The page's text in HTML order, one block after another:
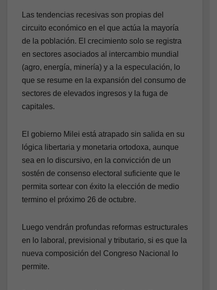
Las tendencias recesivas son propias del
circuito económico en el que actúa la mayoría
de la población. El crecimiento solo se registra
en sectores asociados al intercambio mundial
(agro, energía, minería) y a la especulación, lo
que se resume en la expansión del consumo de
sectores de elevados ingresos y la fuga de
capitales.
El gobierno Milei está atrapado sin salida en su
lógica libertaria y monetaria ortodoxa, aunque
sea en lo discursivo, en la convicción de un
sostén de consenso electoral suficiente que le
permita sortear con éxito la elección de medio
termino el próximo 26 de octubre.
Luego vendrán profundas reformas estructurales
en lo laboral, previsional y tributario, si es que la
nueva composición del Congreso Nacional lo
permite.